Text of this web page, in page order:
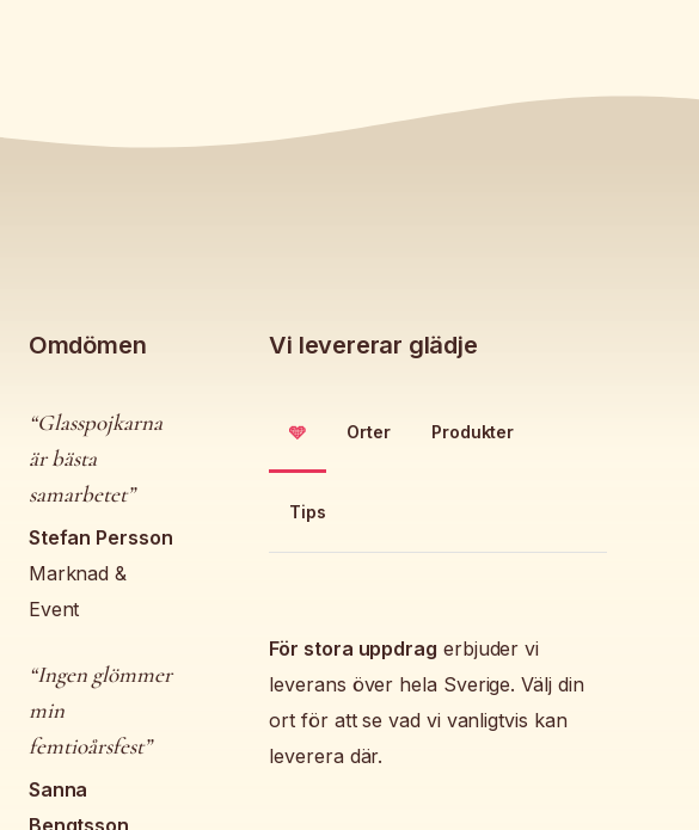
Omdömen
“Glasspojkarna
är bästa
samarbetet”
Stefan Persson
Marknad &
Event
“Ingen glömmer
min
femtioårsfest”
Sanna
Vi levererar glädje
🩵 Orter Produkter
Tips
För stora uppdrag erbjuder vi
leverans över hela Sverige. Välj din
ort för att se vad vi vanligtvis kan
leverera där.